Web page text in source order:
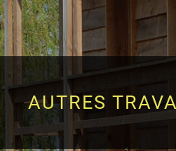
AUTRES